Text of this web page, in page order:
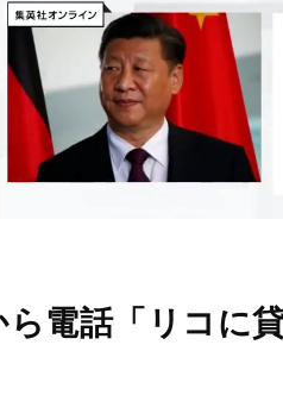
ら電話「リコに